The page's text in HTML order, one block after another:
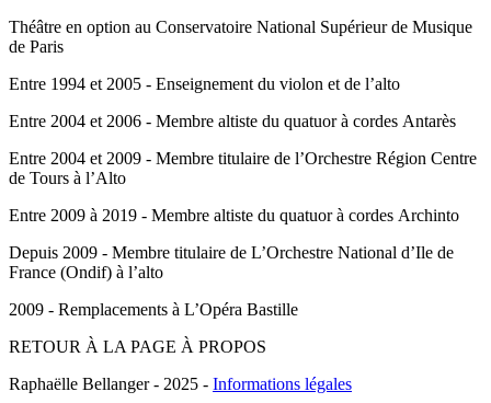
Théâtre en option au Conservatoire National Supérieur de Musique
de Paris
Entre 1994 et 2005 - Enseignement du violon et de l’alto
Entre 2004 et 2006 - Membre altiste du quatuor à cordes Antarès
Entre 2004 et 2009 - Membre titulaire de l’Orchestre Région Centre
de Tours à l’Alto
Entre 2009 à 2019 - Membre altiste du quatuor à cordes Archinto
Depuis 2009 - Membre titulaire de L’Orchestre National d’Ile de
France (Ondif) à l’alto
2009 - Remplacements à L’Opéra Bastille
RETOUR À LA PAGE À PROPOS
Raphaëlle Bellanger - 2025 - Informations légales